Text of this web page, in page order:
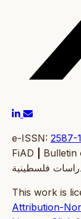
e-ISSN: 2587-
FiAD
Bulletin
This work is
Attribution-